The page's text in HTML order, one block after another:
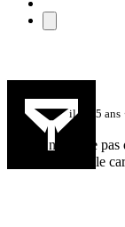
il y a 5 ans
Je ne pense
Bristol, vu le